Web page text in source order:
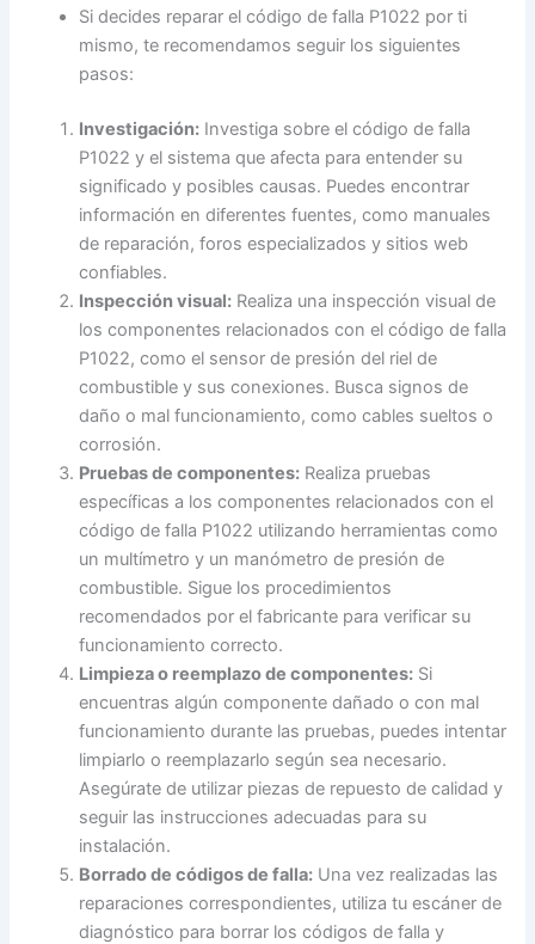
Si decides reparar el código de falla P1022 por ti
mismo, te recomendamos seguir los siguientes
pasos:
Investigación: Investiga sobre el código de falla
P1022 y el sistema que afecta para entender su
significado y posibles causas. Puedes encontrar
información en diferentes fuentes, como manuales
de reparación, foros especializados y sitios web
confiables.
Inspección visual: Realiza una inspección visual de
los componentes relacionados con el código de falla
P1022, como el sensor de presión del riel de
combustible y sus conexiones. Busca signos de
daño o mal funcionamiento, como cables sueltos o
corrosión.
Pruebas de componentes: Realiza pruebas
específicas a los componentes relacionados con el
código de falla P1022 utilizando herramientas como
un multímetro y un manómetro de presión de
combustible. Sigue los procedimientos
recomendados por el fabricante para verificar su
funcionamiento correcto.
Limpieza o reemplazo de componentes: Si
encuentras algún componente dañado o con mal
funcionamiento durante las pruebas, puedes intentar
limpiarlo o reemplazarlo según sea necesario.
Asegúrate de utilizar piezas de repuesto de calidad y
seguir las instrucciones adecuadas para su
instalación.
Borrado de códigos de falla: Una vez realizadas las
reparaciones correspondientes, utiliza tu escáner de
diagnóstico para borrar los códigos de falla y